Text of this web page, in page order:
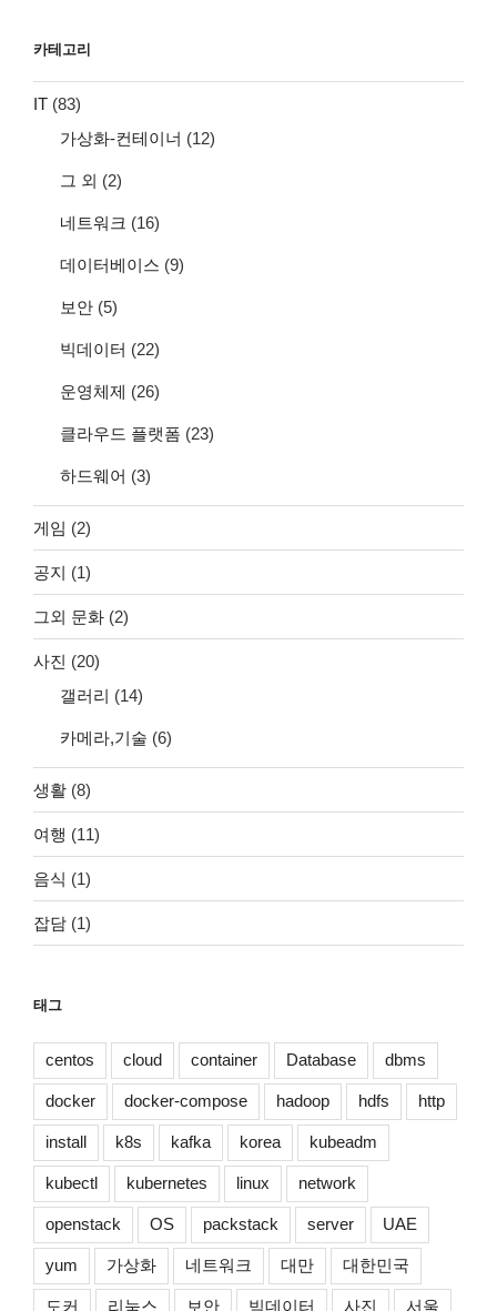
카테고리
IT (83)
가상화-컨테이너 (12)
그 외 (2)
네트워크 (16)
데이터베이스 (9)
보안 (5)
빅데이터 (22)
운영체제 (26)
클라우드 플랫폼 (23)
하드웨어 (3)
게임 (2)
공지 (1)
그외 문화 (2)
사진 (20)
갤러리 (14)
카메라,기술 (6)
생활 (8)
여행 (11)
음식 (1)
잡담 (1)
태그
centos cloud container Database dbms
docker docker-compose hadoop hdfs http
install k8s kafka korea kubeadm
kubectl kubernetes linux network
openstack OS packstack server UAE
yum 가상화 네트워크 대만 대한민국
도커 리눅스 보안 빅데이터 사진 서울